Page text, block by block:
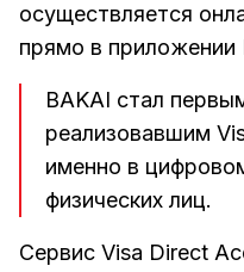
осуществляется
прямо в приложении
BAKAI стал
реализовавшим
именно в
физических лиц.
Сервис Visa Direct